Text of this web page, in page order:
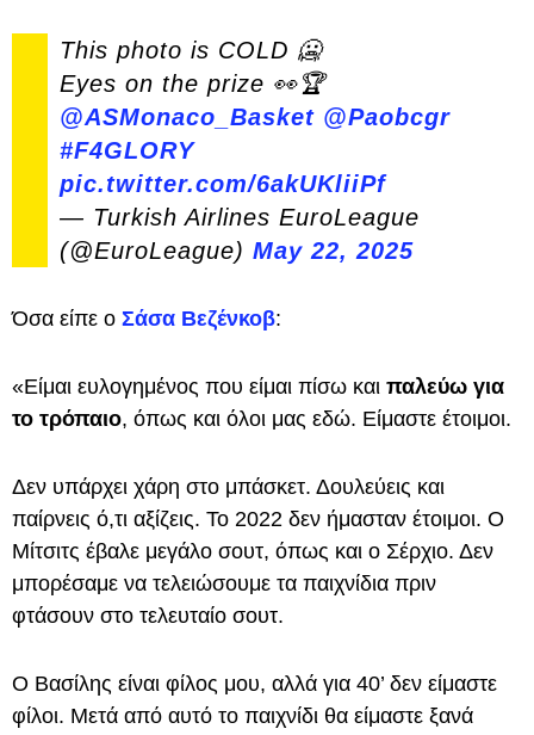
This photo is COLD 🥶
Eyes on the prize 👀🏆
@ASMonaco_Basket @Paobcgr
#F4GLORY
pic.twitter.com/6akUKliiPf
— Turkish Airlines EuroLeague
(@EuroLeague) May 22, 2025
Όσα είπε ο Σάσα Βεζένκοβ:
«Είμαι ευλογημένος που είμαι πίσω και παλεύω για
το τρόπαιο, όπως και όλοι μας εδώ. Είμαστε έτοιμοι.
Δεν υπάρχει χάρη στο μπάσκετ. Δουλεύεις και
παίρνεις ό,τι αξίζεις. Το 2022 δεν ήμασταν έτοιμοι. Ο
Μίτσιτς έβαλε μεγάλο σουτ, όπως και ο Σέρχιο. Δεν
μπορέσαμε να τελειώσουμε τα παιχνίδια πριν
φτάσουν στο τελευταίο σουτ.
Ο Βασίλης είναι φίλος μου, αλλά για 40’ δεν είμαστε
φίλοι. Μετά από αυτό το παιχνίδι θα είμαστε ξανά